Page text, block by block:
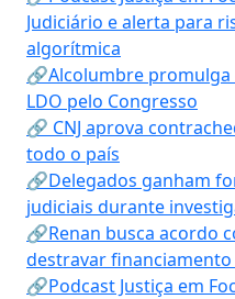
Judiciário e alerta para
algorítmica
🔗Alcolumbre
LDO pelo Congresso
🔗 CNJ aprova
todo o país
🔗Delegados ganham
judiciais durante
🔗Renan busca acordo
destravar
🔗Podcast Justiça em